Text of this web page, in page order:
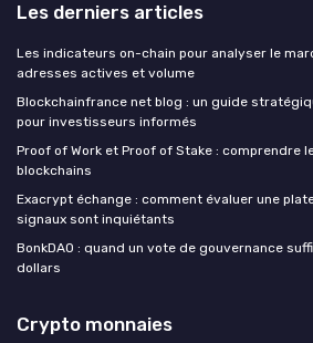
Les derniers articles
Les indicateurs on-chain pour analyser le
adresses actives et volume
Blockchainfrance net blog : un guide
pour investisseurs informés
Proof of Work et Proof of Stake : comprendre
blockchains
Exacrypt échange : comment évaluer une
signaux sont inquiétants
BonkDAO : quand un vote de gouvernance
dollars
Crypto monnaies